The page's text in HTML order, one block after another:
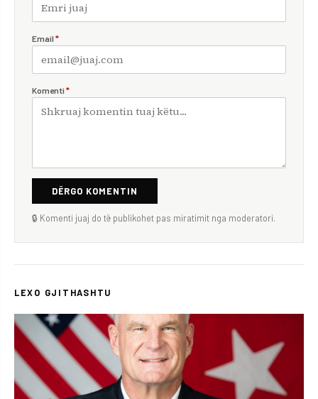
Email *
Komenti *
DËRGO KOMENTIN
🔒 Komenti juaj do të publikohet pas miratimit nga moderatori.
LEXO GJITHASHTU